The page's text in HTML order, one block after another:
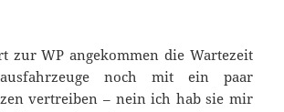
zur WP angekommen die Wartezeit
noch mit ein paar
vertreiben – nein ich hab sie mir